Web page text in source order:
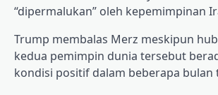
“dipermalukan” oleh kepemimpinan
Trump membalas Merz meskipun
kedua pemimpin dunia tersebut
kondisi positif dalam beberapa bulan